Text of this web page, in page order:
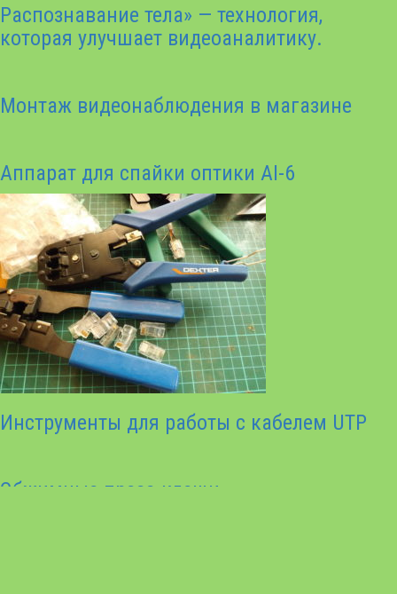
Распознавание тела» — технология,
которая улучшает видеоаналитику.
Монтаж видеонаблюдения в магазине
Аппарат для спайки оптики AI-6
Инструменты для работы с кабелем UTP
Обжимные пресс-клещи